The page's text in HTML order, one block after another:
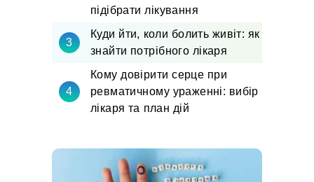
підібрати лікування
Куди йти, коли болить живіт: як
знайти потрібного лікаря
Кому довірити серце при
ревматичному ураженні: вибір
лікаря та план дій